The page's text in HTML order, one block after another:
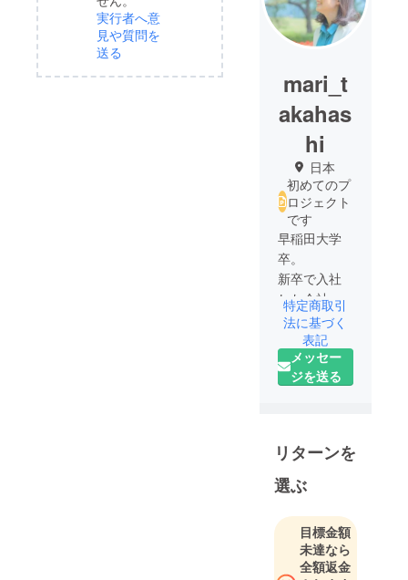
実行者へ意
見や質問を
送る
mari_t
akahas
hi
日本
初めてのプ
ロジェクト
です
早稲田大学
卒。
新卒で入社
した会社で
のバイ
ヤー、貿易
事務の経験
を活かし、
夫したら気
持ちよく快
適に過ごせ
る」をモッ
トーに商品
の企画・販
特定商取引
法に基づく
表記
メッセー
ジを送る
リターンを
選ぶ
目標金額
未達なら
全額返金